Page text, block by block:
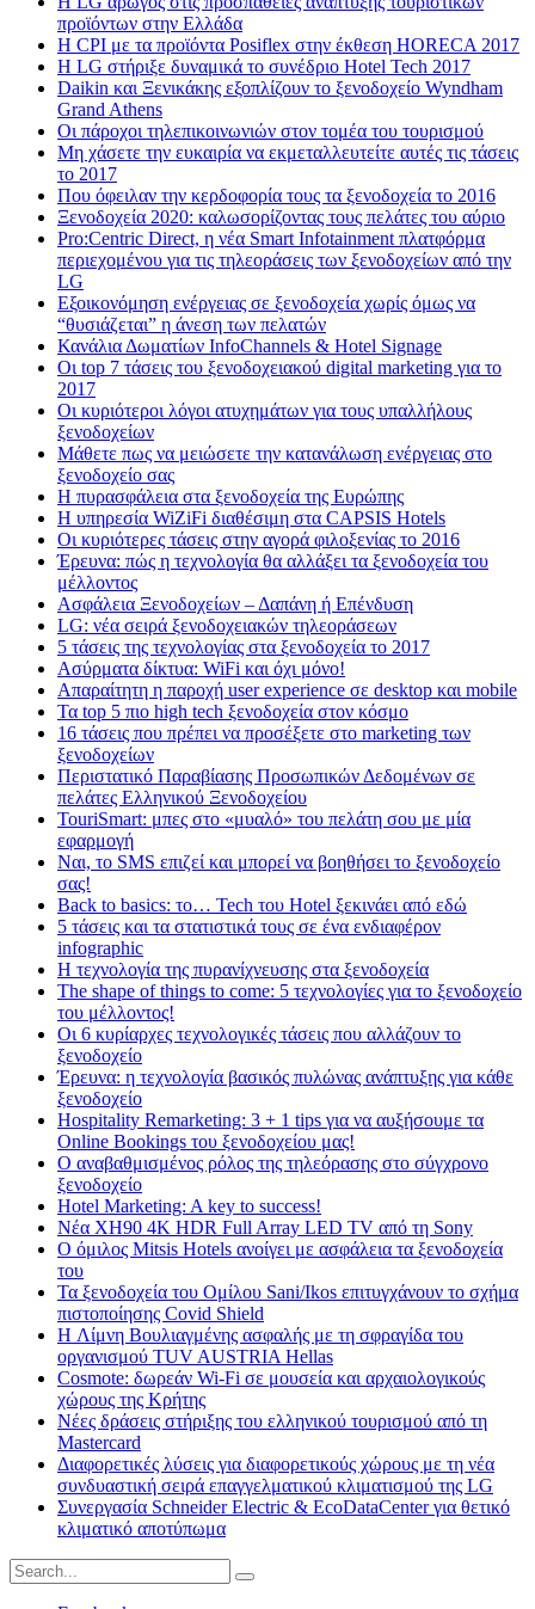
προϊόντων στην Ελλάδα
Η CPI με τα προϊόντα Posiflex στην έκθεση HORECA 2017
H LG στήριξε δυναμικά το συνέδριο Hotel Tech 2017
Daikin και Ξενικάκης εξοπλίζουν το ξενοδοχείο Wyndham
Grand Athens
Οι πάροχοι τηλεπικοινωνιών στον τομέα του τουρισμού
Μη χάσετε την ευκαιρία να εκμεταλλευτείτε αυτές τις τάσεις
το 2017
Που όφειλαν την κερδοφορία τους τα ξενοδοχεία το 2016
Ξενοδοχεία 2020: καλωσορίζοντας τους πελάτες του αύριο
Pro:Centric Direct, η νέα Smart Infotainment πλατφόρμα
περιεχομένου για τις τηλεοράσεις των ξενοδοχείων από την
LG
Εξοικονόμηση ενέργειας σε ξενοδοχεία χωρίς όμως να
“θυσιάζεται” η άνεση των πελατών
Κανάλια Δωματίων InfoChannels & Hotel Signage
Οι top 7 τάσεις του ξενοδοχειακού digital marketing για το
2017
Οι κυριότεροι λόγοι ατυχημάτων για τους υπαλλήλους
ξενοδοχείων
Μάθετε πως να μειώσετε την κατανάλωση ενέργειας στο
ξενοδοχείο σας
Η πυρασφάλεια στα ξενοδοχεία της Ευρώπης
Η υπηρεσία WiZiFi διαθέσιμη στα CAPSIS Hotels
Οι κυριότερες τάσεις στην αγορά φιλοξενίας το 2016
Έρευνα: πώς η τεχνολογία θα αλλάξει τα ξενοδοχεία του
μέλλοντος
Ασφάλεια Ξενοδοχείων – Δαπάνη ή Επένδυση
LG: νέα σειρά ξενοδοχειακών τηλεοράσεων
5 τάσεις της τεχνολογίας στα ξενοδοχεία το 2017
Ασύρματα δίκτυα: WiFi και όχι μόνο!
Απαραίτητη η παροχή user experience σε desktop και mobile
Τα top 5 πιο high tech ξενοδοχεία στον κόσμο
16 τάσεις που πρέπει να προσέξετε στο marketing των
ξενοδοχείων
Περιστατικό Παραβίασης Προσωπικών Δεδομένων σε
πελάτες Ελληνικού Ξενοδοχείου
TouriSmart: μπες στο «μυαλό» του πελάτη σου με μία
εφαρμογή
Ναι, το SMS επιζεί και μπορεί να βοηθήσει το ξενοδοχείο
σας!
Back to basics: το… Tech του Hotel ξεκινάει από εδώ
5 τάσεις και τα στατιστικά τους σε ένα ενδιαφέρον
infographic
Η τεχνολογία της πυρανίχνευσης στα ξενοδοχεία
The shape of things to come: 5 τεχνολογίες για το ξενοδοχείο
του μέλλοντος!
Οι 6 κυρίαρχες τεχνολογικές τάσεις που αλλάζουν το
ξενοδοχείο
Έρευνα: η τεχνολογία βασικός πυλώνας ανάπτυξης για κάθε
ξενοδοχείο
Hospitality Remarketing: 3 + 1 tips για να αυξήσουμε τα
Online Bookings του ξενοδοχείου μας!
Ο αναβαθμισμένος ρόλος της τηλεόρασης στο σύγχρονο
ξενοδοχείο
Hotel Marketing: A key to success!
Νέα XH90 4K HDR Full Array LED TV από τη Sony
Ο όμιλος Mitsis Hotels ανοίγει με ασφάλεια τα ξενοδοχεία
του
Τα ξενοδοχεία του Ομίλου Sani/Ikos επιτυγχάνουν το σχήμα
πιστοποίησης Covid Shield
H Λίμνη Βουλιαγμένης ασφαλής με τη σφραγίδα του
οργανισμού TUV AUSTRIA Hellas
Cosmote: δωρεάν Wi-Fi σε μουσεία και αρχαιολογικούς
χώρους της Κρήτης
Νέες δράσεις στήριξης του ελληνικού τουρισμού από τη
Mastercard
Διαφορετικές λύσεις για διαφορετικούς χώρους με τη νέα
συνδυαστική σειρά επαγγελματικού κλιματισμού της LG
Συνεργασία Schneider Electric & EcoDataCenter για θετικό
κλιματικό αποτύπωμα